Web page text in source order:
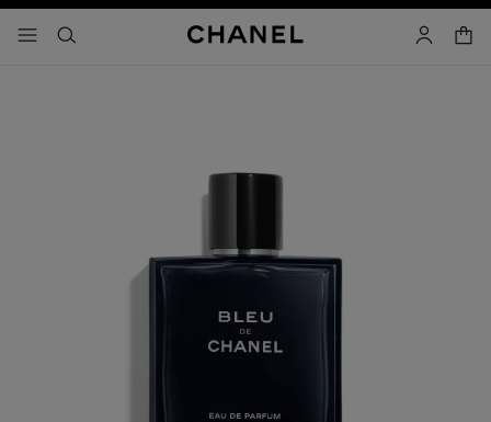
- navegación principal
buscar cuenta